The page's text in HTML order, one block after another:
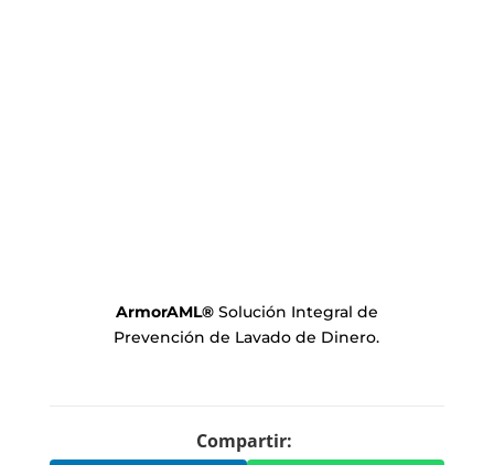
ArmorAML® Solución Integral de
Prevención de Lavado de Dinero.
Compartir: